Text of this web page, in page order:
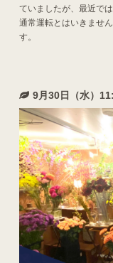
ていましたが、最近で
通常運転とはいきませ
す。
9月30日（水）